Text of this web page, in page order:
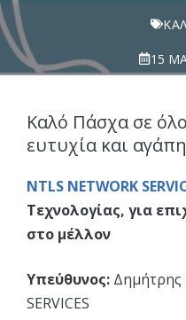
15
Καλό Πάσχα σε
ευτυχία και
NTLS NETWORK
Τεχνολογίας, για
στο μέλλον
Υπεύθυνος: Δημήτρης
SERVICES